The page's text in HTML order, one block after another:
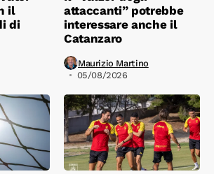
il
di
attaccanti” potrebbe
interessare anche il
Catanzaro
Maurizio Martino
05/08/2026